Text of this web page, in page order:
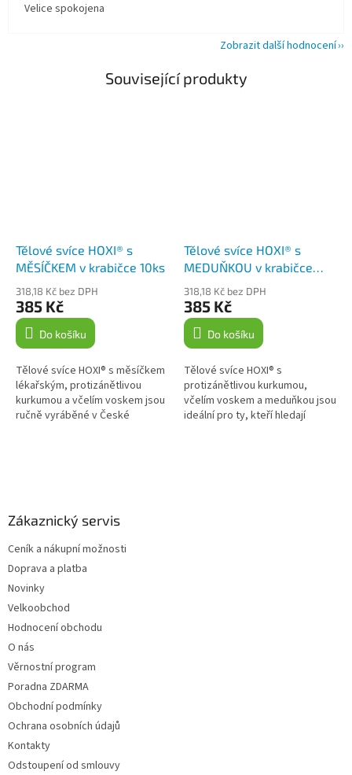
Velice spokojena
Zobrazit další hodnocení
Související produkty
Tělové svíce HOXI® s
MĚSÍČKEM v krabičce 10ks
318,18 Kč bez DPH
385 Kč
Do košíku
Tělové svíce HOXI® s měsíčkem
lékařským, protizánětlivou
kurkumou a včelím voskem jsou
ručně vyráběné v České
Tělové svíce HOXI® s
MEDUŇKOU v krabičce
10ks
318,18 Kč bez DPH
385 Kč
Do košíku
Tělové svíce HOXI® s
protizánětlivou kurkumou,
včelím voskem a meduňkou jsou
ideální pro ty, kteří hledají
Zákaznický servis
Ceník a nákupní možnosti
Doprava a platba
Novinky
Velkoobchod
Hodnocení obchodu
O nás
Věrnostní program
Poradna ZDARMA
Obchodní podmínky
Ochrana osobních údajů
Kontakty
Odstoupení od smlouvy